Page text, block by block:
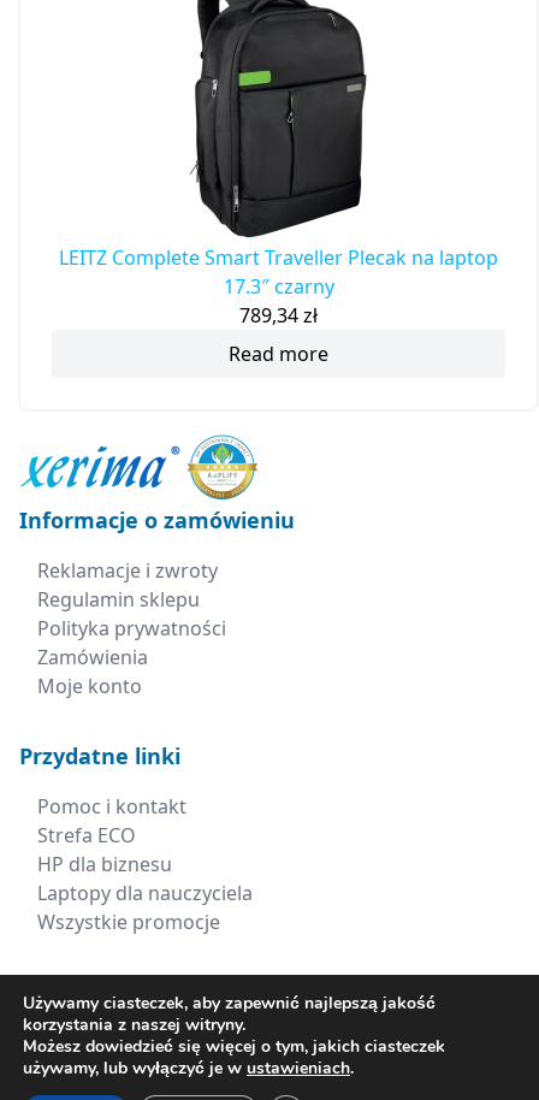
LEITZ Complete Smart Traveller Plecak na laptop
17.3″ czarny
789,34zł
Read more
Informacje o zamówieniu
Reklamacje i zwroty
Regulamin sklepu
Polityka prywatności
Zamówienia
Moje konto
Przydatne linki
Pomoc i kontakt
Strefa ECO
HP dla biznesu
Laptopy dla nauczyciela
Wszystkie promocje
Kontakt
+48 660 538 617
sklep@xerima.com.pl
Używamy ciasteczek, aby zapewnić najlepszą jakość
korzystania z naszej witryny.
Możesz dowiedzieć się więcej o tym, jakich ciasteczek
używamy, lub wyłączyć je w ustawieniach.